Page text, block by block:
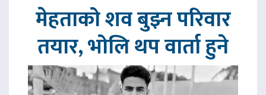
मेहताको शव बुझ्न परिवार
तयार, भोलि थप वार्ता हुने